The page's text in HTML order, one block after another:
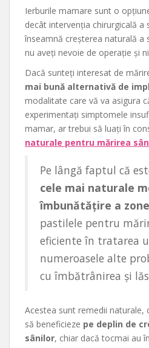
Ierburile mamare sunt o
decât intervenția chirurgicală a
înseamnă creșterea naturală a
nu aveți nevoie de operație și
Dacă sunteți interesat de
mai bună alternativă de
modalitate care vă va asigura
experimentați simptomele
mamar, ar trebui să luați în
naturale pentru mărirea
Pe lângă faptul că
cele mai naturale
îmbunătățire a
pastilele pentru
eficiente în tratarea
numeroasele alte
cu îmbătrânirea și
Acestea sunt remedii
să beneficieze pe deplin de
sânilor, chiar dacă tocmai au